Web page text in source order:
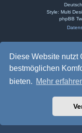
Diese Website nutzt
bestmöglichen
bieten. Mehr
Style: Multi
phpBB